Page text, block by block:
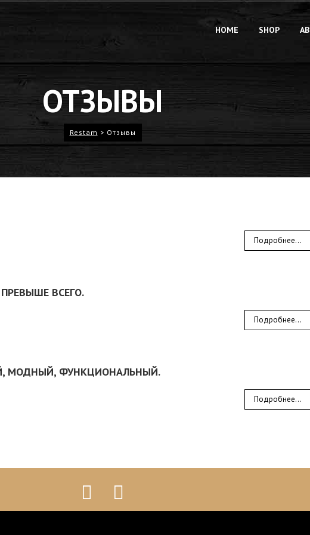
HOME SHOP
ОТЗЫВЫ
Restam > Отзывы
Подробнее...
ПРЕВЫШЕ ВСЕГО.
Подробнее...
МОДНЫЙ, ФУНКЦИОНАЛЬНЫЙ.
Подробнее...